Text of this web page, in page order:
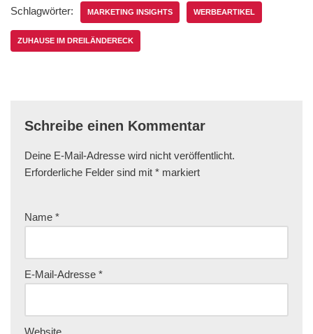
Schlagwörter: MARKETING INSIGHTS WERBEARTIKEL
ZUHAUSE IM DREILÄNDERECK
Schreibe einen Kommentar
Deine E-Mail-Adresse wird nicht veröffentlicht.
Erforderliche Felder sind mit * markiert
Name *
E-Mail-Adresse *